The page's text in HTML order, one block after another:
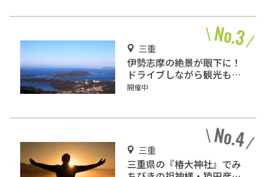
三重
伊勢志摩の絶景が眼下に！
ドライブしながら観光もで
きる「伊勢志摩スカイライ
開催中
三重
三重県の『椿大神社』でみ